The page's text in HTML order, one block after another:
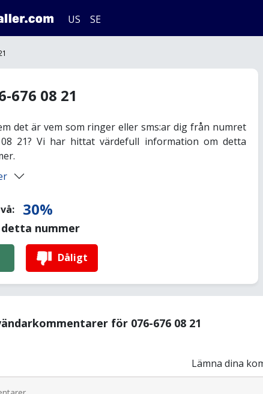
US SE
676 08 21
det är vem som ringer eller sms:ar dig från numret
21? Vi har hittat värdefull information om detta
30%
nummer
Dåligt
för 076-676 08 21
Lämna dina